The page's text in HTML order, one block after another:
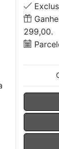
299,00.